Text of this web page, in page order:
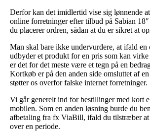
Derfor kan det imidlertid vise sig lønnende
online forretninger efter tilbud på Sabian
du placerer ordren, sådan at du er sikret at
Man skal bare ikke undervurdere, at ifald en
udbyder et produkt for en pris som kan
er det for det meste være et tegn på en
Kortkøb er på den anden side omsluttet af
støtter os overfor falske internet forretninger.
Vi går generelt ind for bestillinger med kort
mobilen. Som en anden løsning burde du
afbetaling fra fx ViaBill, ifald du tilstræber at
over en periode.